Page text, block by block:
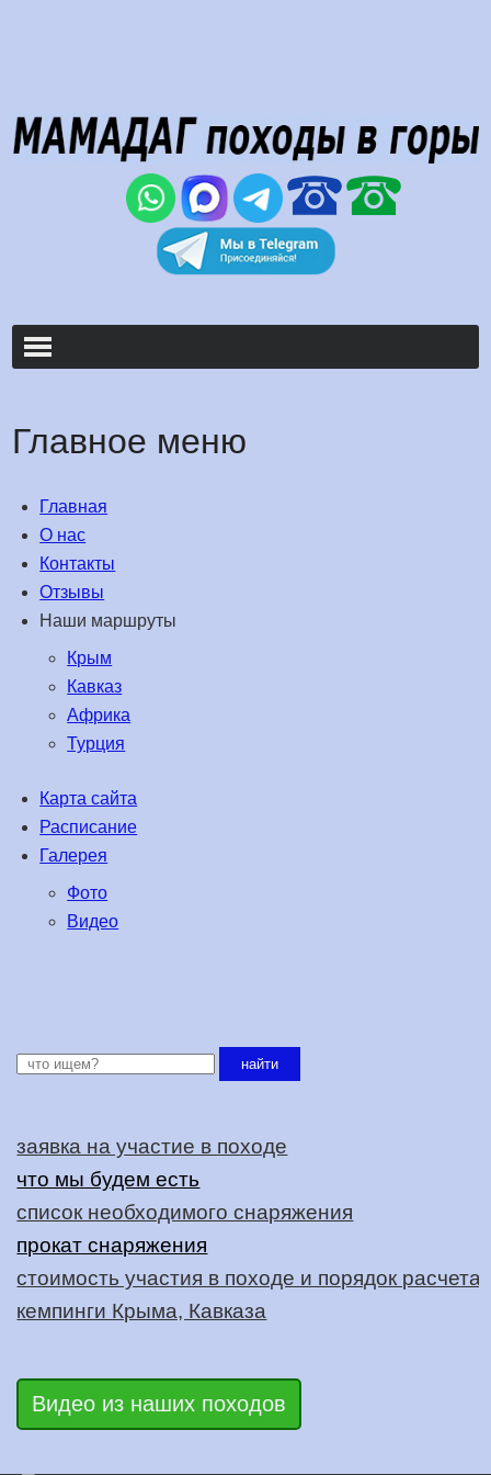
Главное меню
Главная
О нас
Контакты
Отзывы
Наши маршруты
Крым
Кавказ
Африка
Турция
Карта сайта
Расписание
Галерея
Фото
Видео
найти
заявка на участие в походе
что мы будем есть
список необходимого снаряжения
прокат снаряжения
стоимость участия в походе и порядок расчета
кемпинги Крыма, Кавказа
Видео из наших походов